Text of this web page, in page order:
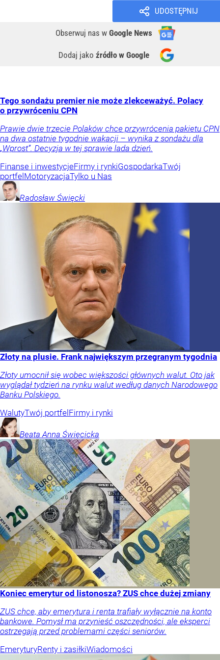
UDOSTĘPNIJ
Obserwuj nas w Google News
Dodaj jako źródło w Google
Tego sondażu premier nie może zlekceważyć. Polacy
o przywróceniu CPN
Prawie dwie trzecie Polaków chce przywrócenia pakietu CPN
na dwa ostatnie tygodnie wakacji – wynika z sondażu dla
„Wprost”. Decyzja w tej sprawie lada dzień.
Finanse i inwestycjeFirmy i rynkiGospodarkaTwój
portfelMotoryzacjaTylko u Nas
Radosław Święcki
Złoty na plusie. Frank największym przegranym tygodnia
Złoty umocnił się wobec większości głównych walut. Oto jak
wyglądał tydzień na rynku walut według danych Narodowego
Banku Polskiego.
WalutyTwój portfelFirmy i rynki
Beata Anna Święcicka
Koniec emerytur od listonosza? ZUS chce dużej zmiany
ZUS chce, aby emerytura i renta trafiały wyłącznie na konto
bankowe. Pomysł ma przynieść oszczędności, ale eksperci
ostrzegają przed problemami części seniorów.
EmeryturyRenty i zasiłkiWiadomości